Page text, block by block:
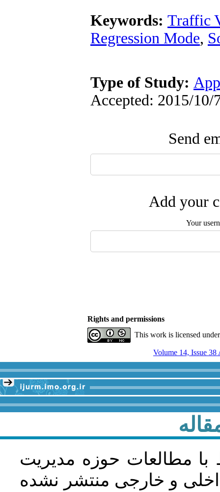
Keywords: Traffic
Regression Mode,
Type of Study:
Accepted: 2015/10/
Send
Add your
Your
Rights and permissions
This work is licensed
با مطالعات حوزه مديريت
و خارجی منتشر نشده